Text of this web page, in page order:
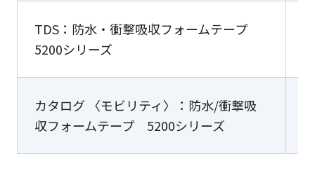
TDS：防水・衝撃吸収フォームテープ
5200シリーズ
カタログ 〈モビリティ〉：防水/衝撃吸
収フォームテープ 5200シリーズ